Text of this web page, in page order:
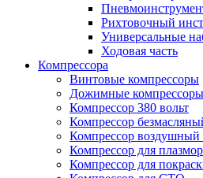
Рихтовочный
Универсальные
Ходовая часть
Компрессора
Винтовые компрессоры
Дожимные
Компрессор 380 вольт
Компрессор
Компрессор воздушный
Компрессор для
Компрессор для